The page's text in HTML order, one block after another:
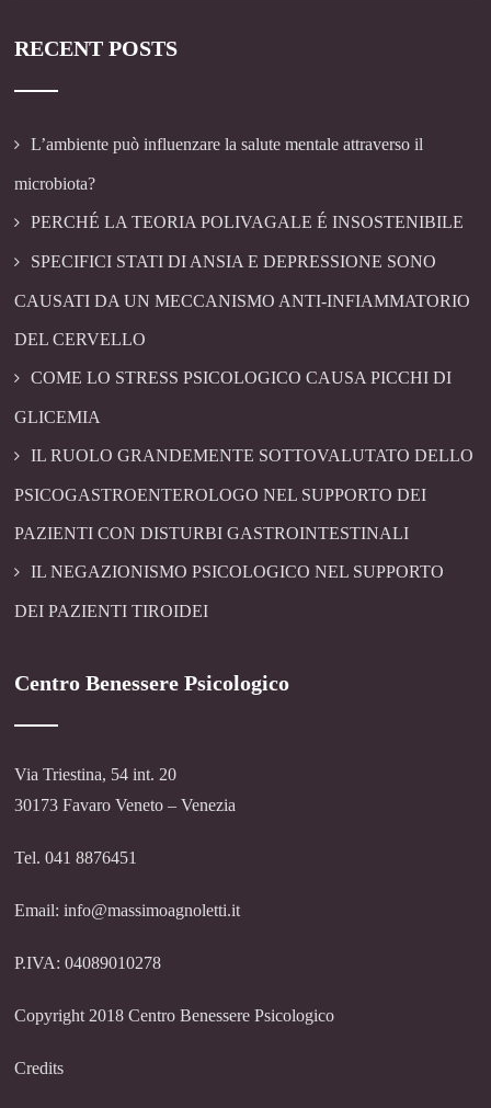
RECENT POSTS
L’ambiente può influenzare la salute mentale attraverso il
microbiota?
PERCHÉ LA TEORIA POLIVAGALE É INSOSTENIBILE
SPECIFICI STATI DI ANSIA E DEPRESSIONE SONO
CAUSATI DA UN MECCANISMO ANTI-INFIAMMATORIO
DEL CERVELLO
COME LO STRESS PSICOLOGICO CAUSA PICCHI DI
GLICEMIA
IL RUOLO GRANDEMENTE SOTTOVALUTATO DELLO
PSICOGASTROENTEROLOGO NEL SUPPORTO DEI
PAZIENTI CON DISTURBI GASTROINTESTINALI
IL NEGAZIONISMO PSICOLOGICO NEL SUPPORTO
DEI PAZIENTI TIROIDEI
Centro Benessere Psicologico
Via Triestina, 54 int. 20
30173 Favaro Veneto – Venezia
Tel. 041 8876451
Email: info@massimoagnoletti.it
P.IVA: 04089010278
Copyright 2018 Centro Benessere Psicologico
Credits